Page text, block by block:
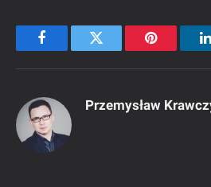
FacebookTwitter Pinterest
Przemysław